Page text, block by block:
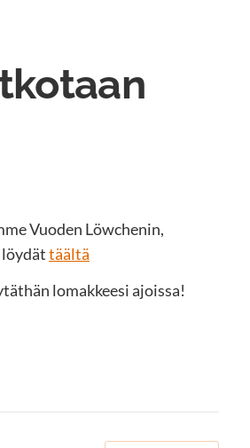
Vuoden Löwchenin,
täältä
lomakkeesi ajoissa!